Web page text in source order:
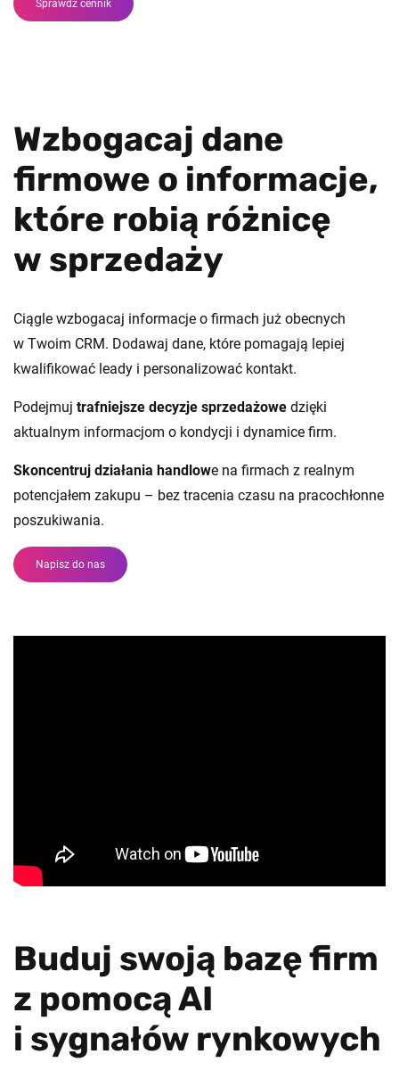
Sprawdź cennik
Wzbogacaj dane
firmowe o informacje,
które robią różnicę
w sprzedaży
Ciągle wzbogacaj informacje o firmach już obecnych
w Twoim CRM. Dodawaj dane, które pomagają lepiej
kwalifikować leady i personalizować kontakt.
Podejmuj trafniejsze decyzje sprzedażowe dzięki
aktualnym informacjom o kondycji i dynamice firm.
Skoncentruj działania handlowe na firmach z realnym
potencjałem zakupu – bez tracenia czasu na pracochłonne
poszukiwania.
Napisz do nas
Buduj swoją bazę firm
z pomocą AI
i sygnałów rynkowych